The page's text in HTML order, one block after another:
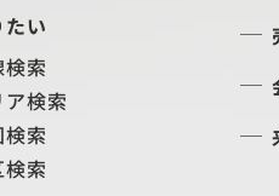
い
索
検索
索
索